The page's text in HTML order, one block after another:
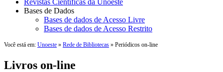
Revistas Científicas da Unoeste
Bases de Dados
Bases de dados de Acesso Livre
Bases de dados de Acesso Restrito
Você está em: Unoeste » Rede de Bibliotecas » Periódicos on-line
Livros on-line